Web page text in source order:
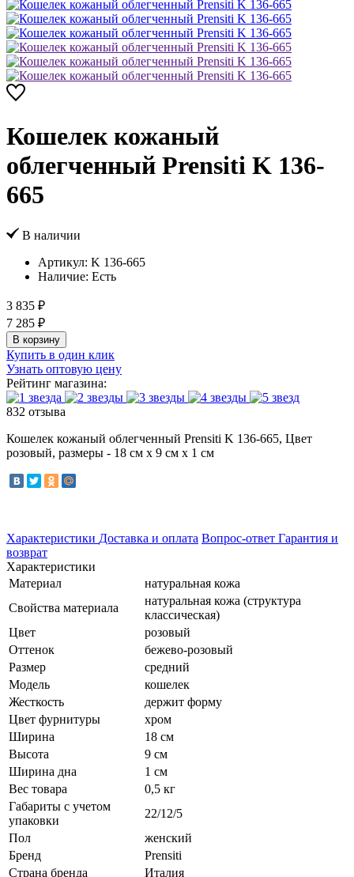
Кошелек кожаный
облегченный Prensiti K 136-
665
В наличии
Артикул: K 136-665
Наличие: Есть
3 835 ₽
7 285 ₽
В корзину
Купить в один клик
Узнать оптовую цену
Рейтинг магазина:
832 отзыва
Кошелек кожаный облегченный Prensiti K 136-665, Цвет
розовый, размеры - 18 см x 9 см x 1 см
Характеристики Доставка и оплата Вопрос-ответ Гарантия и
возврат
Характеристики
Материал
натуральная кожа
Свойства материала
натуральная кожа (структура
классическая)
Цвет
розовый
Оттенок
бежево-розовый
Размер
средний
Модель
кошелек
Жесткость
держит форму
Цвет фурнитуры
хром
Ширина
18 см
Высота
9 см
Ширина дна
1 см
Вес товара
0,5 кг
Габариты с учетом
упаковки
22/12/5
Пол
женский
Бренд
Prensiti
Страна бренда
Италия